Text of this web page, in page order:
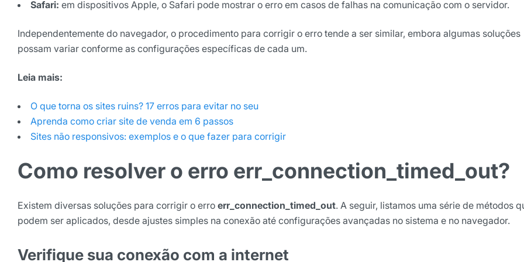
Safari: em dispositivos Apple, o Safari pode mostrar o erro em casos de falhas na comunicação com o servidor.
Independentemente do navegador, o procedimento para corrigir o erro tende a ser similar, embora algumas soluções
possam variar conforme as configurações específicas de cada um.
Leia mais:
O que torna os sites ruins? 17 erros para evitar no seu
Aprenda como criar site de venda em 6 passos
Sites não responsivos: exemplos e o que fazer para corrigir
Como resolver o erro err_connection_timed_out?
Existem diversas soluções para corrigir o erro err_connection_timed_out. A seguir, listamos uma série de métodos
podem ser aplicados, desde ajustes simples na conexão até configurações avançadas no sistema e no navegador.
Verifique sua conexão com a internet